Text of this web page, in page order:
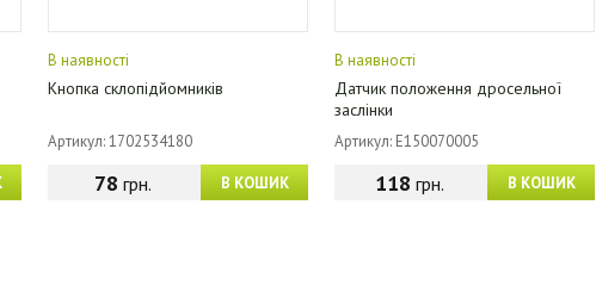
В наявності
Кнопка склопідйомників
Артикул: 1702534180
В КОШИК
78 грн.
В наявності
Датчик положення дросельної
заслінки
Артикул: E150070005
В КОШИК
118 грн.